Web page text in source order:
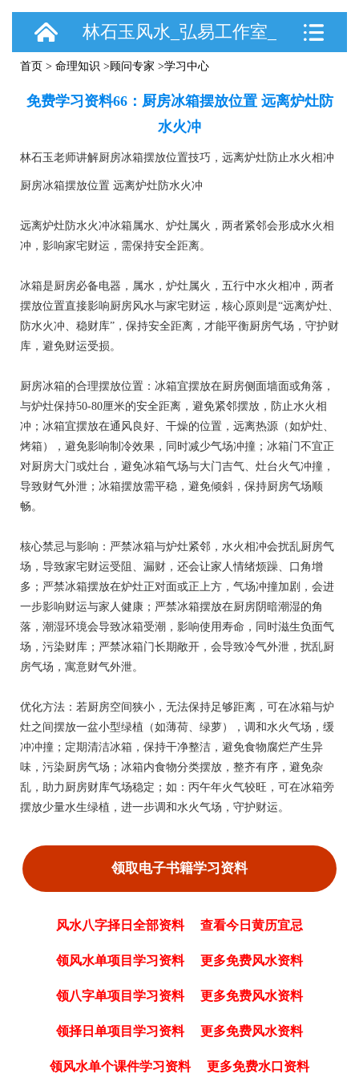
林石玉风水_弘易工作室_
手机站
首页 > 命理知识 >顾问专家 >学习中心
免费学习资料66：厨房冰箱摆放位置 远离炉灶防
水火冲
林石玉老师讲解厨房冰箱摆放位置技巧，远离炉灶防止水火相冲
厨房冰箱摆放位置 远离炉灶防水火冲
远离炉灶防水火冲冰箱属水、炉灶属火，两者紧邻会形成水火相
冲，影响家宅财运，需保持安全距离。
冰箱是厨房必备电器，属水，炉灶属火，五行中水火相冲，两者
摆放位置直接影响厨房风水与家宅财运，核心原则是“远离炉灶、
防水火冲、稳财库”，保持安全距离，才能平衡厨房气场，守护财
库，避免财运受损。
厨房冰箱的合理摆放位置：冰箱宜摆放在厨房侧面墙面或角落，
与炉灶保持50-80厘米的安全距离，避免紧邻摆放，防止水火相
冲；冰箱宜摆放在通风良好、干燥的位置，远离热源（如炉灶、
烤箱），避免影响制冷效果，同时减少气场冲撞；冰箱门不宜正
对厨房大门或灶台，避免冰箱气场与大门吉气、灶台火气冲撞，
导致财气外泄；冰箱摆放需平稳，避免倾斜，保持厨房气场顺
畅。
核心禁忌与影响：严禁冰箱与炉灶紧邻，水火相冲会扰乱厨房气
场，导致家宅财运受阻、漏财，还会让家人情绪烦躁、口角增
多；严禁冰箱摆放在炉灶正对面或正上方，气场冲撞加剧，会进
一步影响财运与家人健康；严禁冰箱摆放在厨房阴暗潮湿的角
落，潮湿环境会导致冰箱受潮，影响使用寿命，同时滋生负面气
场，污染财库；严禁冰箱门长期敞开，会导致冷气外泄，扰乱厨
房气场，寓意财气外泄。
优化方法：若厨房空间狭小，无法保持足够距离，可在冰箱与炉
灶之间摆放一盆小型绿植（如薄荷、绿萝），调和水火气场，缓
冲冲撞；定期清洁冰箱，保持干净整洁，避免食物腐烂产生异
味，污染厨房气场；冰箱内食物分类摆放，整齐有序，避免杂
乱，助力厨房财库气场稳定；如：丙午年火气较旺，可在冰箱旁
摆放少量水生绿植，进一步调和水火气场，守护财运。
领取电子书籍学习资料
风水八字择日全部资料 查看今日黄历宜忌
领风水单项目学习资料 更多免费风水资料
领八字单项目学习资料 更多免费风水资料
领择日单项目学习资料 更多免费风水资料
领风水单个课件学习资料 更多免费水口资料